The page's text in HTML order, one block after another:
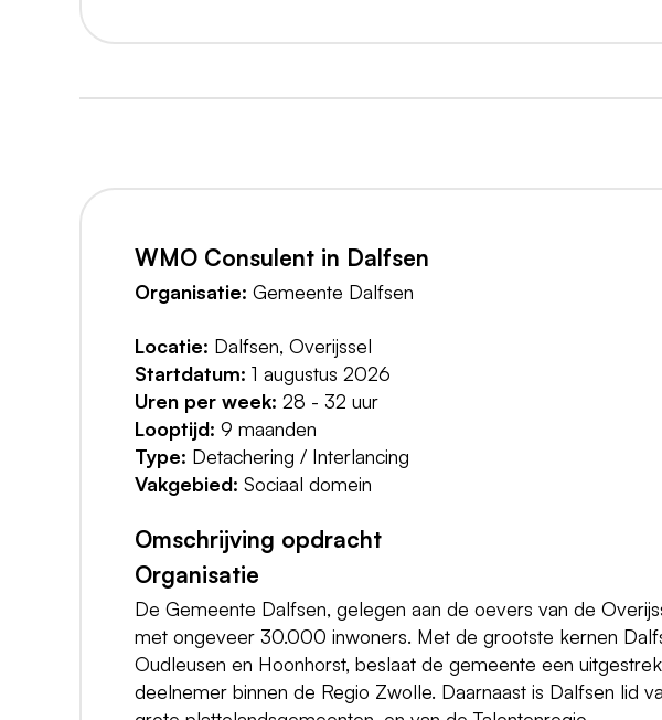
WMO Consulent in Dalfsen
Organisatie: Gemeente Dalfsen
Locatie: Dalfsen, Overijssel
Startdatum: 1 augustus 2026
Uren per week: 28 - 32 uur
Looptijd: 9 maanden
Type: Detachering / Interlancing
Vakgebied: Sociaal domein
Omschrijving opdracht
Organisatie
De Gemeente Dalfsen, gelegen aan de oevers van de
met ongeveer 30.000 inwoners. Met de grootste kernen
Oudleusen en Hoonhorst, beslaat de gemeente een
deelnemer binnen de Regio Zwolle. Daarnaast is Dalfsen lid